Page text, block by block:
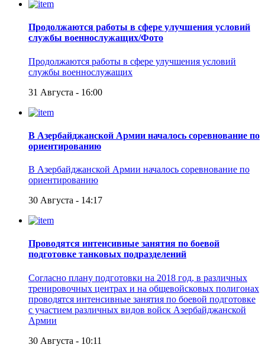
Продолжаются работы в сфере улучшения условий
службы военнослужащих/Фото
Продолжаются работы в сфере улучшения условий
службы военнослужащих
31 Августа - 16:00
В Азербайджанской Армии началось соревнование по
ориентированию
В Азербайджанской Армии началось соревнование по
ориентированию
30 Августа - 14:17
Проводятся интенсивные занятия по боевой
подготовке танковых подразделений
Согласно плану подготовки на 2018 год, в различных
тренировочных центрах и на общевойсковых полигонах
проводятся интенсивные занятия по боевой подготовке
с участием различных видов войск Азербайджанской
Армии
30 Августа - 10:11